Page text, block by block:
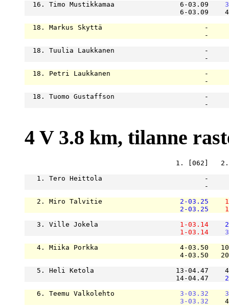
  16. Timo Mustikkamaa                6-03.09
6-03.09
18. Markus Skyttä                         -
-
18. Tuulia Laukkanen                      -
-
18. Petri Laukkanen                       -
18. Tuomo Gustaffson                      -
-
4 V 3.8 km, tilanne
1. [062]
1. Tero Heittola                         -
-
   2. Miro Talvitie
2-03.25
2-03.25
   3. Ville Jokela
1-03.14
1-03.14
4. Miika Porkka                    4-03.50
4-03.50
5. Heli Ketola                    13-04.47
                                     14-04.47
   6. Teemu Valkolehto
3-03.32
3-03.32